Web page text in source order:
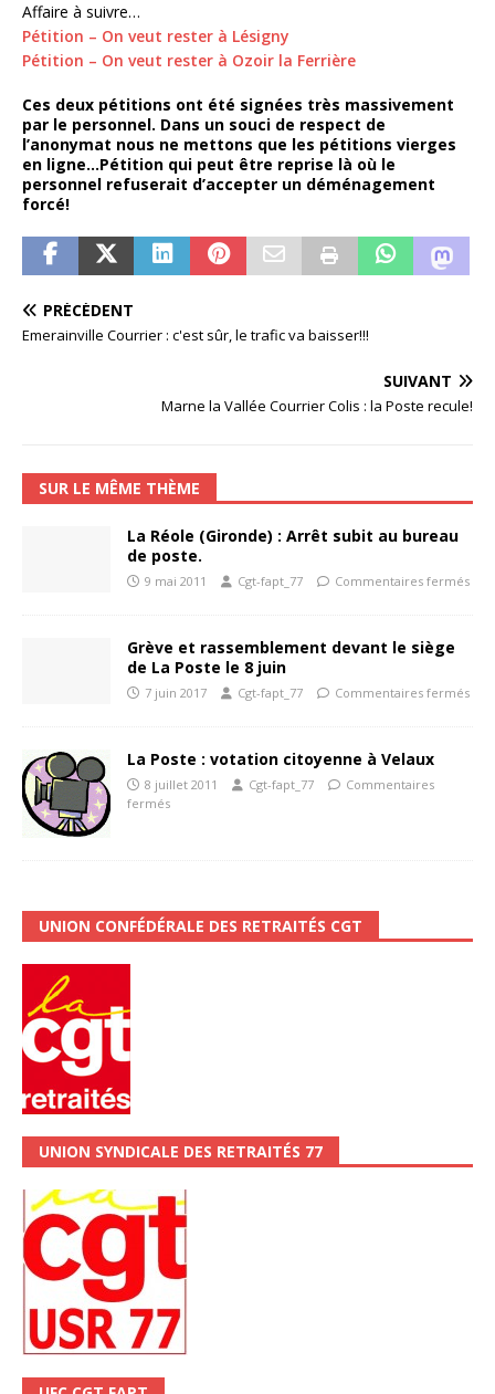
Affaire à suivre…
Pétition – On veut rester à Lésigny
Pétition – On veut rester à Ozoir la Ferrière
Ces deux pétitions ont été signées très massivement
par le personnel. Dans un souci de respect de
l’anonymat nous ne mettons que les pétitions vierges
en ligne…Pétition qui peut être reprise là où le
personnel refuserait d’accepter un déménagement
forcé!
PRÉCÉDENT
Emerainville Courrier : c'est sûr, le trafic va baisser!!!
SUIVANT
Marne la Vallée Courrier Colis : la Poste recule!
SUR LE MÊME THÈME
La Réole (Gironde) : Arrêt subit au bureau
de poste.
9 mai 2011 Cgt-fapt_77 Commentaires fermés
Grève et rassemblement devant le siège
de La Poste le 8 juin
7 juin 2017 Cgt-fapt_77 Commentaires fermés
La Poste : votation citoyenne à Velaux
8 juillet 2011 Cgt-fapt_77
Commentaires
fermés
UNION CONFÉDÉRALE DES RETRAITÉS CGT
UNION SYNDICALE DES RETRAITÉS 77